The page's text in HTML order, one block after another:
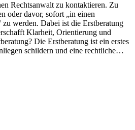
Rechtsanwalt zu kontaktieren. Zu
oder davor, sofort „in einen
zu werden. Dabei ist die Erstberatung
Klarheit, Orientierung und
Die Erstberatung ist ein erstes
schildern und eine rechtliche…